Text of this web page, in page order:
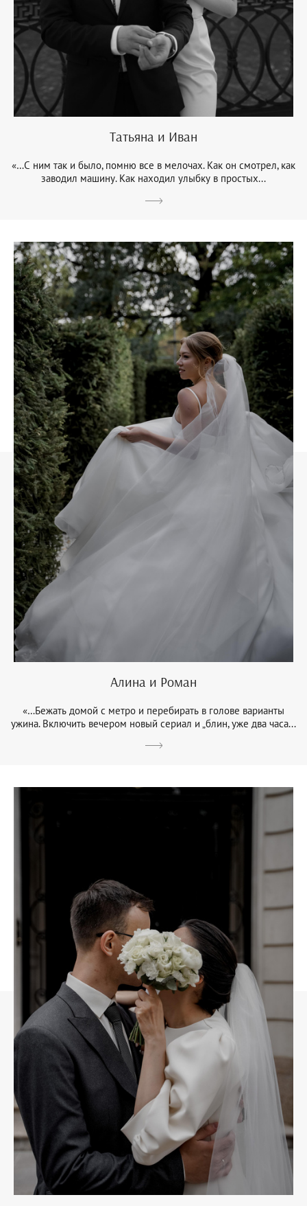
Татьяна и Иван
«…С ним так и было, помню все в мелочах. Как он смотрел, как
заводил машину. Как находил улыбку в простых...
Алина и Роман
«…Бежать домой с метро и перебирать в голове варианты
ужина. Включить вечером новый сериал и „блин, уже два часа...